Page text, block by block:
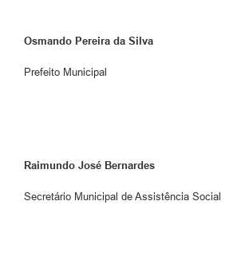
Osmando Pereira da Silva
Prefeito Municipal
Raimundo José Bernardes
Secretário Municipal de Assistência Social